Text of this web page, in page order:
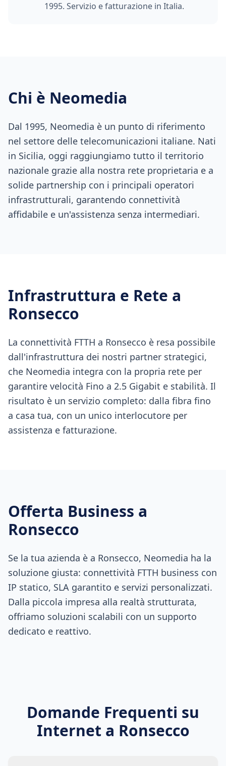
1995. Servizio e fatturazione in Italia.
Chi è Neomedia
Dal 1995, Neomedia è un punto di riferimento
nel settore delle telecomunicazioni italiane. Nati
in Sicilia, oggi raggiungiamo tutto il territorio
nazionale grazie alla nostra rete proprietaria e a
solide partnership con i principali operatori
infrastrutturali, garantendo connettività
affidabile e un'assistenza senza intermediari.
Infrastruttura e Rete a
Ronsecco
La connettività FTTH a Ronsecco è resa possibile
dall'infrastruttura dei nostri partner strategici,
che Neomedia integra con la propria rete per
garantire velocità Fino a 2.5 Gigabit e stabilità. Il
risultato è un servizio completo: dalla fibra fino
a casa tua, con un unico interlocutore per
assistenza e fatturazione.
Offerta Business a
Ronsecco
Se la tua azienda è a Ronsecco, Neomedia ha la
soluzione giusta: connettività FTTH business con
IP statico, SLA garantito e servizi personalizzati.
Dalla piccola impresa alla realtà strutturata,
offriamo soluzioni scalabili con un supporto
dedicato e reattivo.
Domande Frequenti su
Internet a Ronsecco